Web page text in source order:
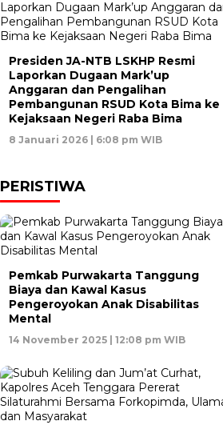
Presiden JA-NTB LSKHP Resmi
Laporkan Dugaan Mark’up
Anggaran dan Pengalihan
Pembangunan RSUD Kota Bima ke
Kejaksaan Negeri Raba Bima
8 Januari 2026 | 6:08 pm WIB
PERISTIWA
Pemkab Purwakarta Tanggung
Biaya dan Kawal Kasus
Pengeroyokan Anak Disabilitas
Mental
14 November 2025 | 12:08 pm WIB